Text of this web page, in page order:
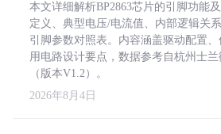
本文详细解析BP2863芯片的引脚功能
定义、典型电压/电流值、内部逻辑关
引脚参数对照表。内容涵盖驱动配置
用电路设计要点，数据参考自杭州士
（版本V1.2）。
2026年8月4日